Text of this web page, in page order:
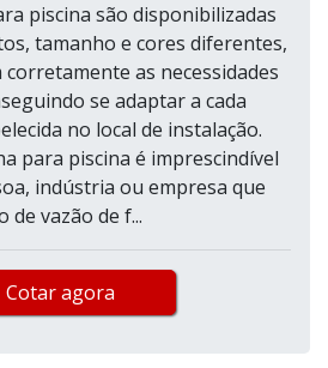
piscina são disponibilizadas
tamanho e cores diferentes,
as necessidades
se adaptar a cada
no local de instalação.
para piscina é imprescindível
indústria ou empresa que
de vazão de f...
Cotar agora